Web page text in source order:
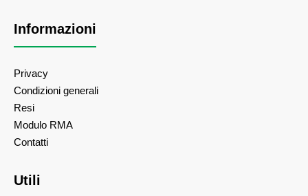
Informazioni
Privacy
Condizioni generali
Resi
Modulo RMA
Contatti
Utili